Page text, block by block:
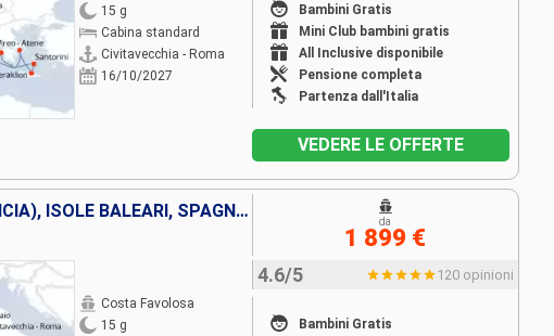
15 g
Cabina standard
Civitavecchia - Roma
16/10/2027
Bambini Gratis
Mini Club bambini gratis
All Inclusive disponibile
Pensione completa
Partenza dall'Italia
VEDERE LE OFFERTE
ITALIA, CORSICA (FRANCIA), ISOLE BALEARI, SPAGNA, FRANCIA
Costa Favolosa
15 g
4.6/5 120 opinioni
Bambini Gratis
da
1 899 €